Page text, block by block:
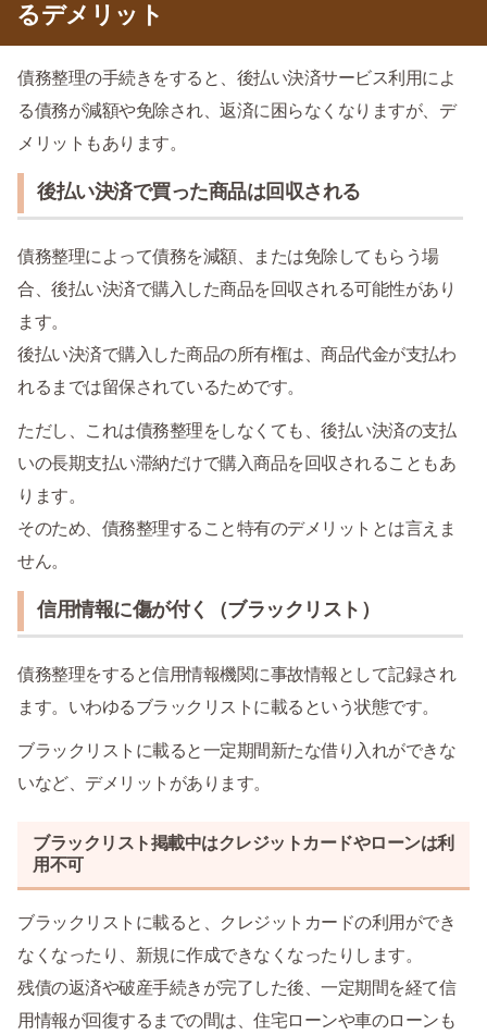
るデメリット
債務整理の手続きをすると、後払い決済サービス利用によ
る債務が減額や免除され、返済に困らなくなりますが、デ
メリットもあります。
後払い決済で買った商品は回収される
債務整理によって債務を減額、または免除してもらう場
合、後払い決済で購入した商品を回収される可能性があり
ます。
後払い決済で購入した商品の所有権は、商品代金が支払わ
れるまでは留保されているためです。
ただし、これは債務整理をしなくても、後払い決済の支払
いの長期支払い滞納だけで購入商品を回収されることもあ
ります。
そのため、債務整理すること特有のデメリットとは言えま
せん。
信用情報に傷が付く（ブラックリスト）
債務整理をすると信用情報機関に事故情報として記録され
ます。いわゆるブラックリストに載るという状態です。
ブラックリストに載ると一定期間新たな借り入れができな
いなど、デメリットがあります。
ブラックリスト掲載中はクレジットカードやローンは利
用不可
ブラックリストに載ると、クレジットカードの利用ができ
なくなったり、新規に作成できなくなったりします。
残債の返済や破産手続きが完了した後、一定期間を経て信
用情報が回復するまでの間は、住宅ローンや車のローンも